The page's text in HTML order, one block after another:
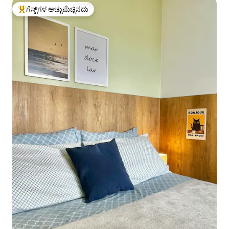
ಗೆಸ್ಟ್‌ಗಳಿಗೆ ಅತಿ ಹೆಚ್ಚು ಅಚ್ಚುಮೆಚ್ಚಿನದು
ಗೆಸ್ಟ್‌ಗಳ ಅಚ್ಚುಮೆಚ್ಚಿನದು